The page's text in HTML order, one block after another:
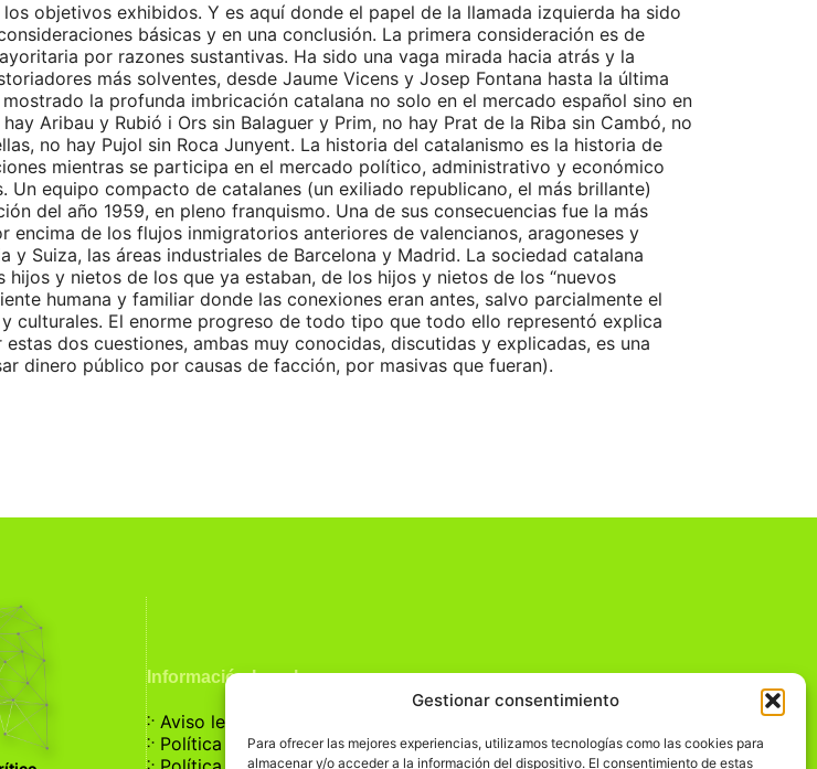
Gestionar consentimiento
Para ofrecer las mejores experiencias, utilizamos tecnologías como las cookies para
almacenar y/o acceder a la información del dispositivo. El consentimiento de estas
objetivos exhibidos. Y es aquí donde el papel de la llamada izquierda ha sido
básicas y en una conclusión. La primera consideración es de
por razones sustantivas. Ha sido una vaga mirada hacia atrás y la
más solventes, desde Jaume Vicens y Josep Fontana hasta la última
la profunda imbricación catalana no solo en el mercado español sino en
Aribau y Rubió i Ors sin Balaguer y Prim, no hay Prat de la Riba sin Cambó, no
no hay Pujol sin Roca Junyent. La historia del catalanismo es la historia de
mientras se participa en el mercado político, administrativo y económico
equipo compacto de catalanes (un exiliado republicano, el más brillante)
del año 1959, en pleno franquismo. Una de sus consecuencias fue la más
de los flujos inmigratorios anteriores de valencianos, aragoneses y
Suiza, las áreas industriales de Barcelona y Madrid. La sociedad catalana
y nietos de los que ya estaban, de los hijos y nietos de los “nuevos
humana y familiar donde las conexiones eran antes, salvo parcialmente el
culturales. El enorme progreso de todo tipo que todo ello representó explica
dos cuestiones, ambas muy conocidas, discutidas y explicadas, es una
dinero público por causas de facción, por masivas que fueran).
Información Legal
჻Aviso legal
჻Política de privacidad
჻